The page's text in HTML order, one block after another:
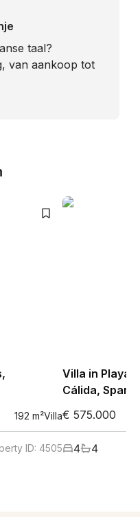
taal?
van aankoop tot
192 m²Villa
ID: 4505
Villa in Playa
Cálida, Spanje
€ 575.000
4 4